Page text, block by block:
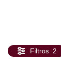
Filtros 2